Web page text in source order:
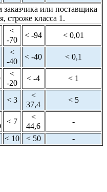
заказчика или поставщика
строже класса 1.
<
-70
< -94 < 0,01
<
-40
< -40 < 0,1
<
-20
< -4 < 1
< 3
<
37,4
< 5
< 7
<
44,6
-
< 10 < 50 -